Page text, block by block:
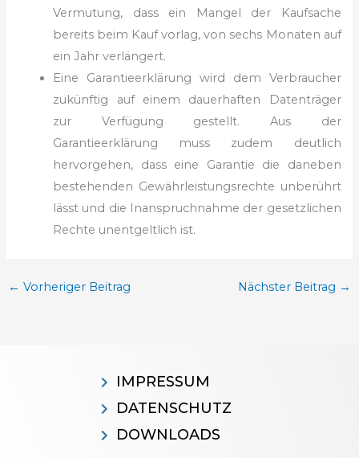
Vermutung, dass ein Mangel der Kaufsache
bereits beim Kauf vorlag, von sechs Monaten auf
ein Jahr verlängert.
Eine Garantieerklärung wird dem Verbraucher
zukünftig auf einem dauerhaften Datenträger
zur Verfügung gestellt. Aus der
Garantieerklärung muss zudem deutlich
hervorgehen, dass eine Garantie die daneben
bestehenden Gewährleistungsrechte unberührt
lässt und die Inanspruchnahme der gesetzlichen
Rechte unentgeltlich ist.
← Vorheriger Beitrag Nächster Beitrag →
IMPRESSUM
DATENSCHUTZ
DOWNLOADS